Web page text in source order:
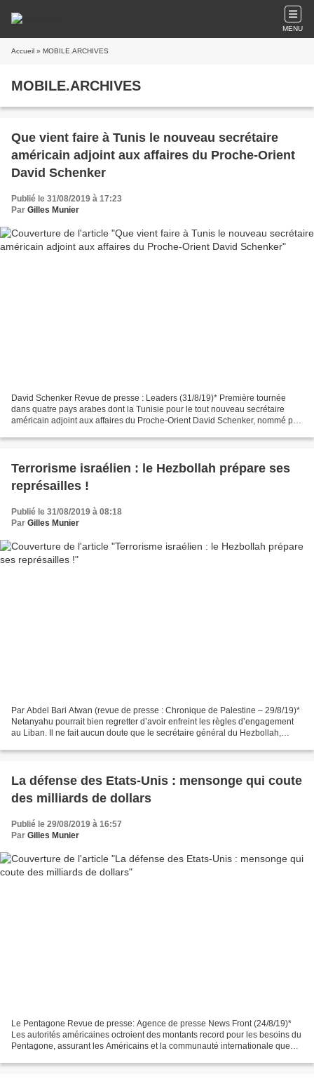
MENU
Accueil » MOBILE.ARCHIVES
MOBILE.ARCHIVES
Que vient faire à Tunis le nouveau secrétaire
américain adjoint aux affaires du Proche-Orient
David Schenker
Publié le 31/08/2019 à 17:23
Par Gilles Munier
David Schenker Revue de presse : Leaders (31/8/19)* Première tournée
dans quatre pays arabes dont la Tunisie pour le tout nouveau secrétaire
américain adjoint aux affaires du Proche-Orient David Schenker, nommé par
Terrorisme israélien : le Hezbollah prépare ses
représailles !
Publié le 31/08/2019 à 08:18
Par Gilles Munier
Par Abdel Bari Atwan (revue de presse : Chronique de Palestine – 29/8/19)*
Netanyahu pourrait bien regretter d’avoir enfreint les règles d’engagement
au Liban. Il ne fait aucun doute que le secrétaire général du Hezbollah,
La défense des Etats-Unis : mensonge qui coute
des milliards de dollars
Publié le 29/08/2019 à 16:57
Par Gilles Munier
Le Pentagone Revue de presse: Agence de presse News Front (24/8/19)*
Les autorités américaines octroient des montants record pour les besoins du
Pentagone, assurant les Américains et la communauté internationale que